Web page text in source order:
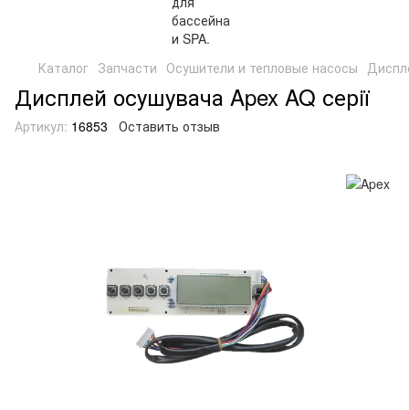
Каталог Запчасти Осушители и тепловые насосы
Дисплей осушувача Apex AQ серії
Артикул: 16853 Оставить отзыв